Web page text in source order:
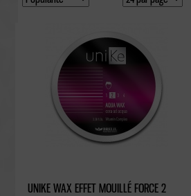
UNIKE WAX EFFET MOUILLÉ FORCE 2